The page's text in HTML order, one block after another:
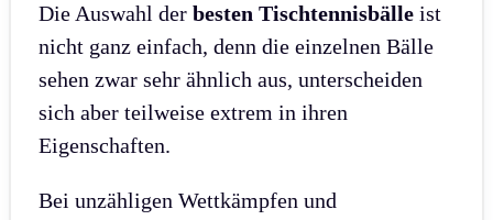
Die Auswahl der besten Tischtennisbälle ist
nicht ganz einfach, denn die einzelnen Bälle
sehen zwar sehr ähnlich aus, unterscheiden
sich aber teilweise extrem in ihren
Eigenschaften.
Bei unzähligen Wettkämpfen und